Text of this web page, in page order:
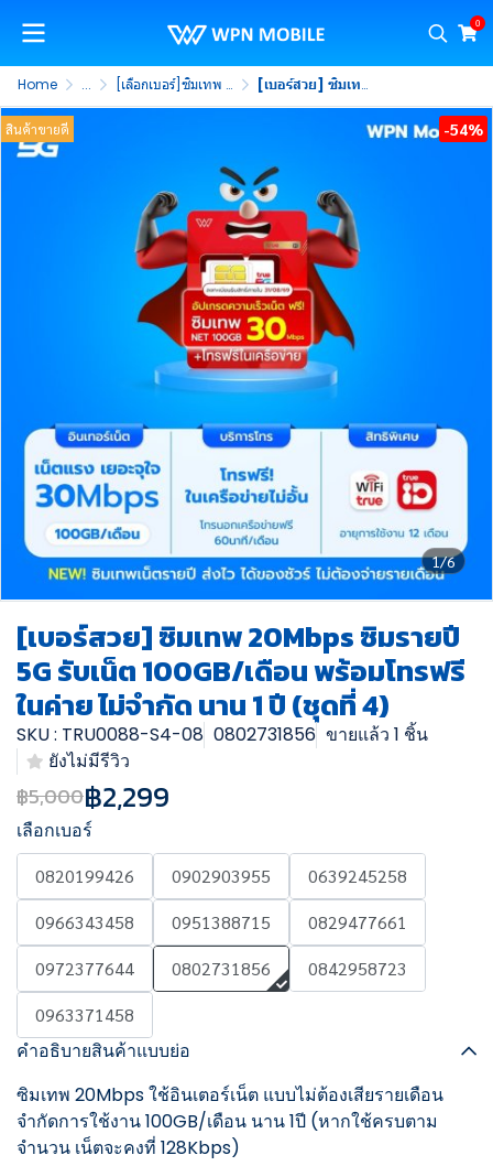
0
Home ... [เลือกเบอร์]ซิมเทพ 20Mbps 100GB [เบอร์สวย] ซิมเทพ 20Mbps ซิมรายปี 5G รับเน็ต 100GB/เดือน พร้อมโทรฟรีในค่าย ไม่จำกัด นาน 1 ปี (ชุดที่ 4)
1/6
สินค้าขายดี -54%
[เบอร์สวย] ซิมเทพ 20Mbps ซิมรายปี
5G รับเน็ต 100GB/เดือน พร้อมโทรฟรี
ในค่าย ไม่จำกัด นาน 1 ปี (ชุดที่ 4)
SKU : TRU0088-S4-08 0802731856 ขายแล้ว 1 ชิ้น
ยังไม่มีรีวิว
฿5,000฿2,299
เลือกเบอร์
0820199426 0902903955
0639245258
0966343458
0951388715
0829477661
0972377644
0802731856
0842958723
0963371458
คำอธิบายสินค้าแบบย่อ
ซิมเทพ 20Mbps ใช้อินเตอร์เน็ต แบบไม่ต้องเสียรายเดือน
จำกัดการใช้งาน 100GB/เดือน นาน 1ปี (หากใช้ครบตาม
จำนวน เน็ตจะคงที่ 128Kbps)